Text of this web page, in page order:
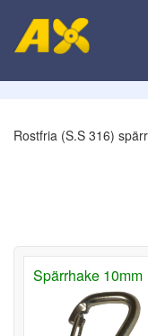
Rostfria (S.S 316)
Spärrhake 10mm